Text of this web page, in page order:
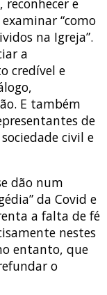
“como
na Igreja”.
a
credível e
E também
de
civil e
dão num
da Covid e
a falta de fé
nestes
entanto, que
o